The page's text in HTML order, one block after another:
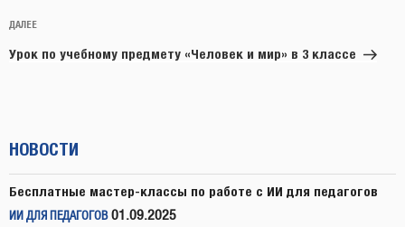
Следующая
запись
ДАЛЕЕ
Урок по учебному предмету «Человек и мир» в 3 классе
НОВОСТИ
Бесплатные мастер-классы по работе с ИИ для педагогов
ИИ ДЛЯ ПЕДАГОГОВ 01.09.2025